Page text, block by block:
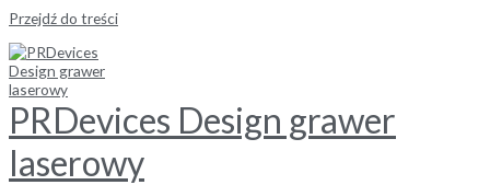
Przejdź do treści
PRDevices Design grawer
laserowy